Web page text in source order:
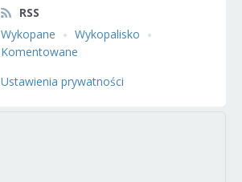
RSS
Wykopane
Wykopalisko
Komentowane
Ustawienia prywatności